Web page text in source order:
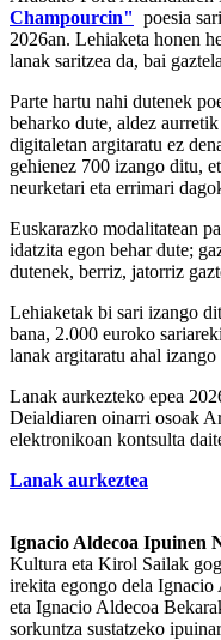
Champourcin" poesia
2026an. Lehiaketa honen
lanak saritzea da, bai
Parte hartu nahi dutenek
beharko dute, aldez
digitaletan argitaratu ez
gehienez 700 izango ditu,
neurketari eta errimari
Euskarazko modalitatean
idatzita egon behar dute;
dutenek, berriz, jatorriz
Lehiaketak bi sari izango
bana, 2.000 euroko
lanak argitaratu ahal izango
Lanak aurkezteko epea
Deialdiaren oinarri osoak
elektronikoan kontsulta
Lanak aurkeztea
Ignacio Aldecoa Ipuinen
Kultura eta Kirol Sailak
irekita egongo dela
eta Ignacio Aldecoa
sorkuntza sustatzeko